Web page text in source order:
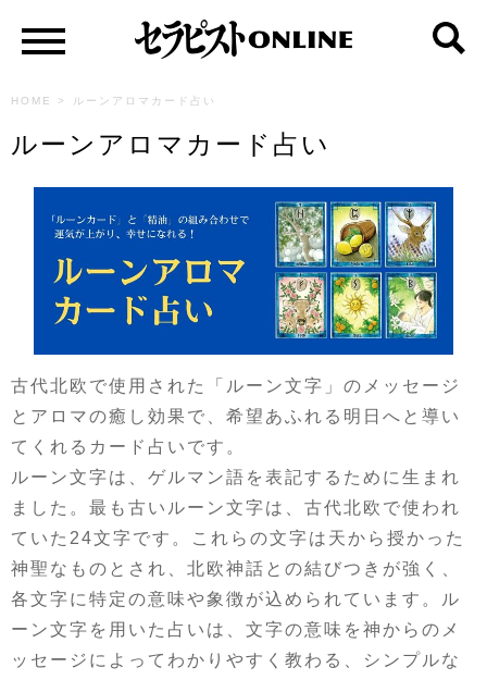
HOME > ルーンアロマカード占い
ルーンアロマカード占い
古代北欧で使用された「ルーン文字」のメッセージ
とアロマの癒し効果で、希望あふれる明日へと導い
てくれるカード占いです。
ルーン文字は、ゲルマン語を表記するために生まれ
ました。最も古いルーン文字は、古代北欧で使われ
ていた24文字です。これらの文字は天から授かった
神聖なものとされ、北欧神話との結びつきが強く、
各文字に特定の意味や象徴が込められています。ル
ーン文字を用いた占いは、文字の意味を神からのメ
ッセージによってわかりやすく教わる、シンプルな